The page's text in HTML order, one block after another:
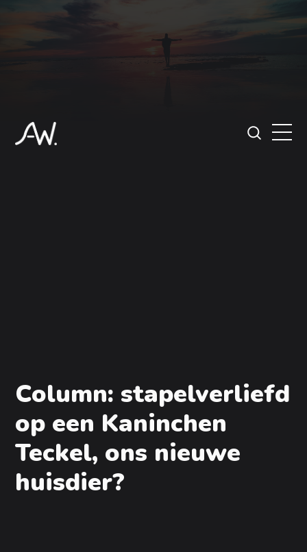
Column: stapelverliefd
op een Kaninchen
Teckel, ons nieuwe
huisdier?